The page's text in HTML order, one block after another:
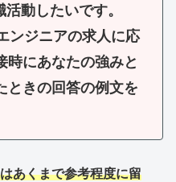
活動したいです。
ンジニアの求人に応
時にあなたの強みと
ときの回答の例文を
あくまで参考程度に留